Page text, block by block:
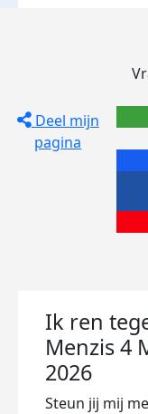
Deel mijn
pagina
Ik ren
Menzis 4
2026
Steun jij mij